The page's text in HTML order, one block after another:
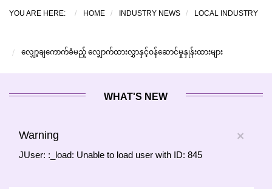
YOU ARE HERE: HOME INDUSTRY NEWS LOCAL INDUSTRY
လျှော့ချကောက်ခံမည့် လျှောက်ထားလွှာနှင့်ဝန်ဆောင်မှုနှုန်းထားများ
WHAT'S NEW
×
Warning
JUser: :_load: Unable to load user with ID: 845